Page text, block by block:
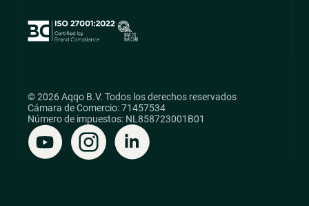
© 2026 Aqqo B.V. Todos los derechos reservados
Cámara de Comercio: 71457534
Número de impuestos: NL858723001B01